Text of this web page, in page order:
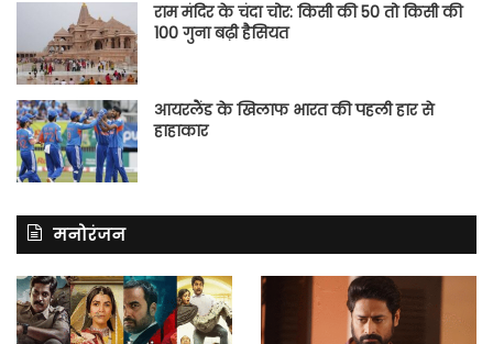
राम मंदिर के चंदा चोर: किसी की 50 तो किसी की
100 गुना बढ़ी हैसियत
आयरलैंड के खिलाफ भारत की पहली हार से
हाहाकार
मनोरंजन